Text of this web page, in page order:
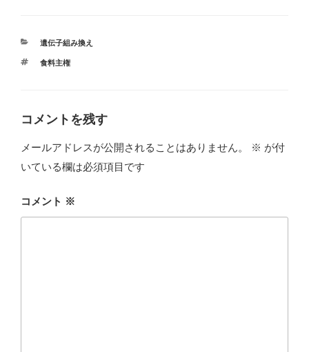
カ
ゴ
遺伝子組み換え
タ
食料主権
コメントを残す
メールアドレスが公開されることはありません。 ※ が付
いている欄は必須項目です
コメント ※